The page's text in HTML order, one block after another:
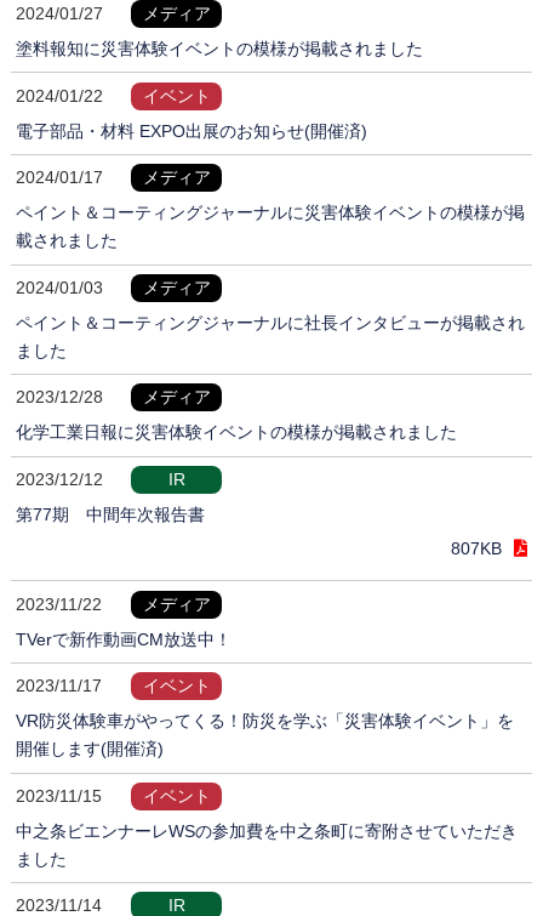
2024/01/27
メディア
塗料報知に災害体験イベントの模様が掲載されました
2024/01/22
イベント
電子部品・材料 EXPO出展のお知らせ(開催済)
2024/01/17
メディア
ペイント＆コーティングジャーナルに災害体験イベントの模様が掲
載されました
2024/01/03
メディア
ペイント＆コーティングジャーナルに社長インタビューが掲載され
ました
2023/12/28
メディア
化学工業日報に災害体験イベントの模様が掲載されました
2023/12/12
IR
第77期 中間年次報告書
807KB
2023/11/22
メディア
TVerで新作動画CM放送中！
2023/11/17
イベント
VR防災体験車がやってくる！防災を学ぶ「災害体験イベント」を
開催します(開催済)
2023/11/15
イベント
中之条ビエンナーレWSの参加費を中之条町に寄附させていただき
ました
2023/11/14
IR